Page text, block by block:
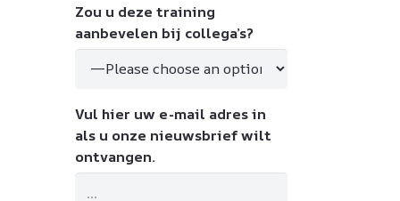
Zou u deze training
aanbevelen bij collega’s?
Vul hier uw e-mail adres in
als u onze nieuwsbrief wilt
ontvangen.